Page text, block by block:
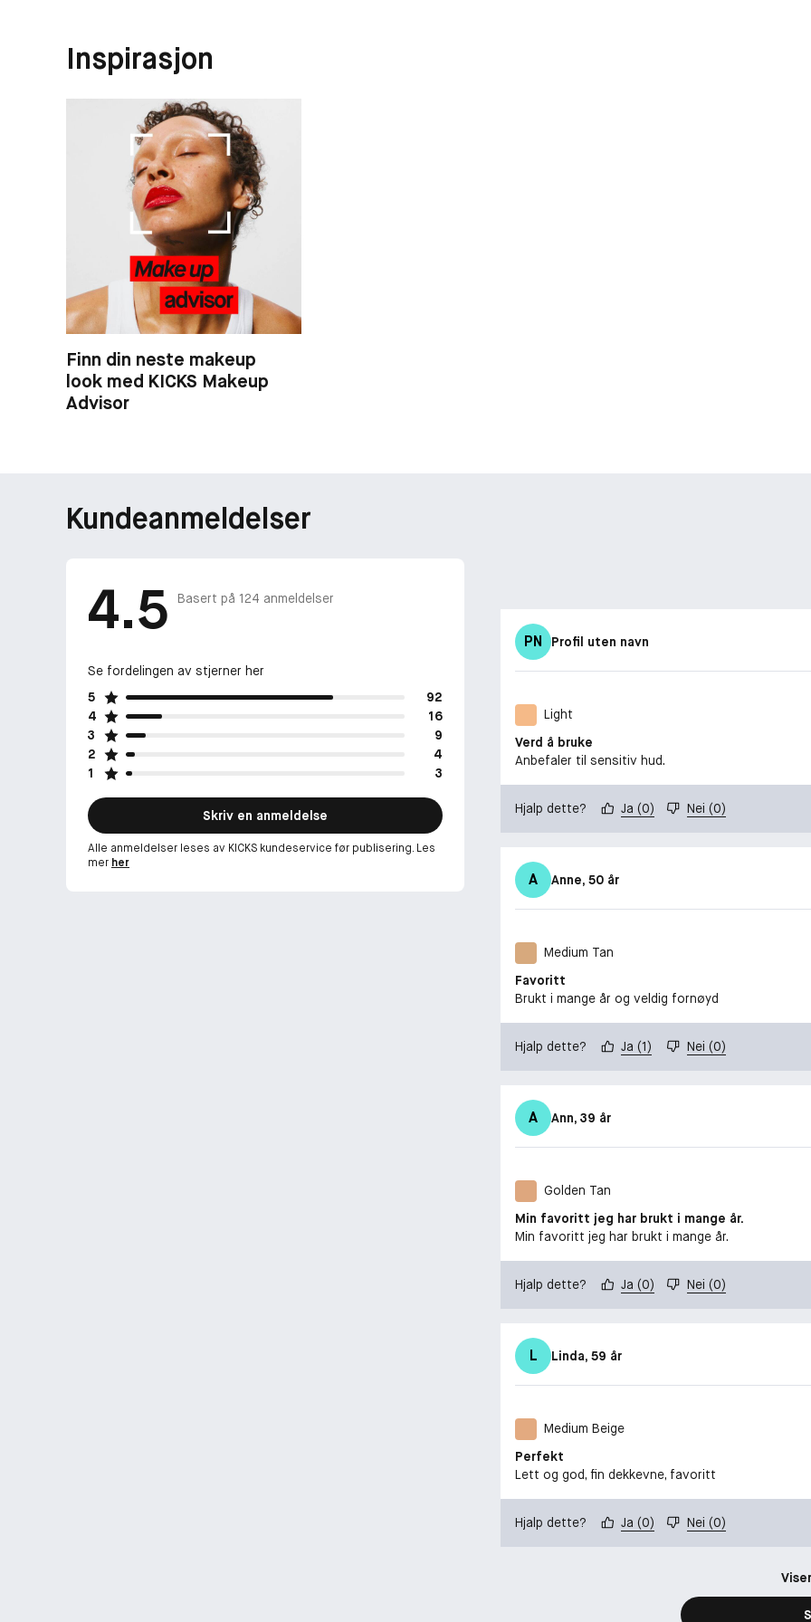
Inspirasjon
Finn din neste makeup
look med KICKS Makeup
Advisor
Kundeanmeldelser
4.5 Basert på 124 anmeldelser
Se fordelingen av stjerner her
5
92
4
16
3
9
2
4
1
3
Skriv en anmeldelse
Alle anmeldelser leses av KICKS kundeservice før publisering. Les
mer her
PN Profil uten navn
Light
Verd å bruke
Anbefaler til sensitiv hud.
Hjalp dette? Ja (0) Nei (0)
A Anne, 50 år
Medium Tan
Favoritt
Brukt i mange år og veldig fornøyd
Hjalp dette? Ja (1) Nei (0)
A Ann, 39 år
Golden Tan
Min favoritt jeg har brukt i mange år.
Min favoritt jeg har brukt i mange år.
Hjalp dette? Ja (0) Nei (0)
L Linda, 59 år
Medium Beige
Perfekt
Lett og god, fin dekkevne, favoritt
Hjalp dette? Ja (0) Nei (0)